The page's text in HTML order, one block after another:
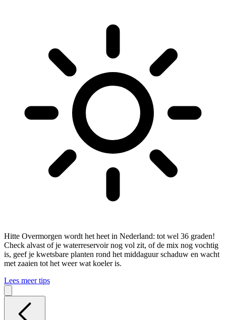
Hitte Overmorgen wordt het heet in Nederland: tot wel 36 graden!
Check alvast of je waterreservoir nog vol zit, of de mix nog vochtig
is, geef je kwetsbare planten rond het middaguur schaduw en wacht
met zaaien tot het weer wat koeler is.
Lees meer tips